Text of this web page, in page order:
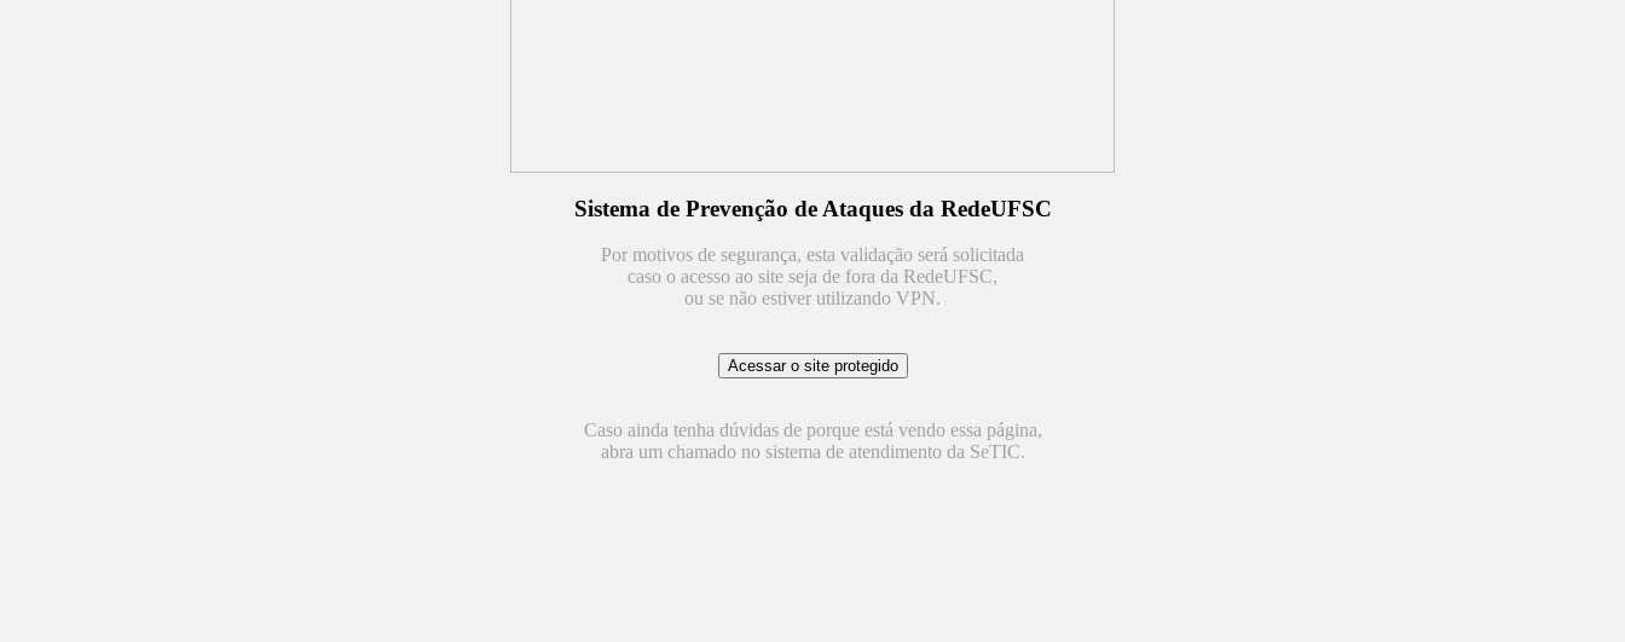
Sistema de Prevenção de Ataques da RedeUFSC
Por motivos de segurança, esta validação será solicitada
caso o acesso ao site seja de fora da RedeUFSC,
ou se não estiver utilizando VPN.
Caso ainda tenha dúvidas de porque está vendo essa página,
abra um chamado no sistema de atendimento da SeTIC.